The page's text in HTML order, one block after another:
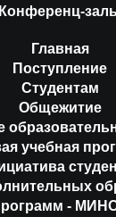
Конференц-
Главная
Поступление
Студентам
Общежитие
учебная
-